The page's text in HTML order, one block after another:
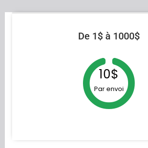
De 1$ à 1000$
10$
Par envoi